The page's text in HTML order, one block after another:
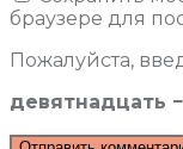
браузере для
Пожалуйста,
девятнадцать